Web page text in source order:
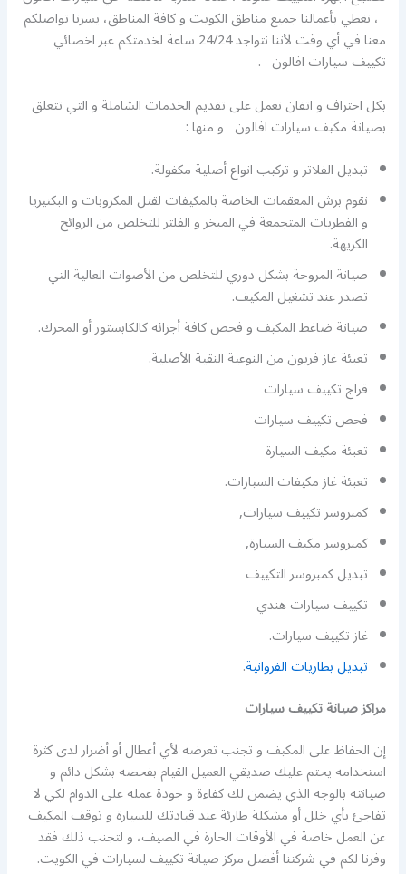
، نغطي بأعمالنا جميع مناطق الكويت و كافة المناطق، يسرنا تواصلكم
معنا في أي وقت لأننا نتواجد 24/24 ساعة لخدمتكم عبر اخصائي
تكييف سيارات افالون .
بكل احتراف و اتقان نعمل على تقديم الخدمات الشاملة و التي تتعلق
بصيانة مكيف سيارات افالون و منها :
تبديل الفلاتر و تركيب انواع أصلية مكفولة.
نقوم برش المعقمات الخاصة بالمكيفات لقتل المكروبات و البكتيريا
و الفطريات المتجمعة في المبخر و الفلتر للتخلص من الروائح
الكريهة.
صيانة المروحة بشكل دوري للتخلص من الأصوات العالية التي
تصدر عند تشغيل المكيف.
صيانة ضاغط المكيف و فحص كافة أجزائه كالكابستور أو المحرك.
تعبئة غاز فريون من النوعية النقية الأصلية.
قراج تكييف سيارات
فحص تكييف سيارات
تعبئة مكيف السيارة
تعبئة غاز مكيفات السيارات.
كمبروسر تكييف سيارات,
كمبروسر مكيف السيارة,
تبديل كمبروسر التكييف
تكييف سيارات هندي
غاز تكييف سيارات.
تبديل بطاريات الفروانية.
مراكز صيانة تكييف سيارات
إن الحفاظ على المكيف و تجنب تعرضه لأي أعطال أو أضرار لدى كثرة
استخدامه يحتم عليك صديقي العميل القيام بفحصه بشكل دائم و
صيانته بالوجه الذي يضمن لك كفاءة و جودة عمله على الدوام لكي لا
تفاجئ بأي خلل أو مشكلة طارئة عند قيادتك للسيارة و توقف المكيف
عن العمل خاصة في الأوقات الحارة في الصيف، و لتجنب ذلك فقد
وفرنا لكم في شركتنا أفضل مركز صيانة تكييف لسيارات في الكويت.